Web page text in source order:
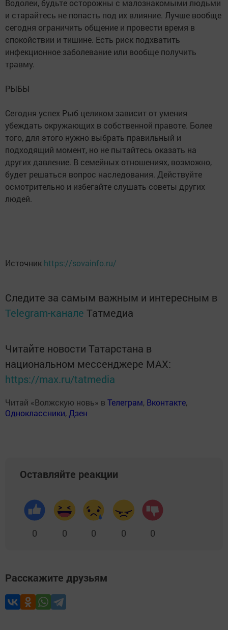
Водолеи, будьте осторожны с малознакомыми людьми
и старайтесь не попасть под их влияние. Лучше вообще
сегодня ограничить общение и провести время в
спокойствии и тишине. Есть риск подхватить
инфекционное заболевание или вообще получить
травму.
РЫБЫ
Сегодня успех Рыб целиком зависит от умения
убеждать окружающих в собственной правоте. Более
того, для этого нужно выбрать правильный и
подходящий момент, но не пытайтесь оказать на
других давление. В семейных отношениях, возможно,
будет решаться вопрос наследования. Действуйте
осмотрительно и избегайте слушать советы других
людей.
Источник https://sovainfo.ru/
Следите за самым важным и интересным в
Telegram-канале Татмедиа
Читайте новости Татарстана в
национальном мессенджере MАХ:
https://max.ru/tatmedia
Читай «Волжскую новь» в Телеграм, Вконтакте,
Одноклассники, Дзен
Оставляйте реакции
0 0 0 0 0
Расскажите друзьям